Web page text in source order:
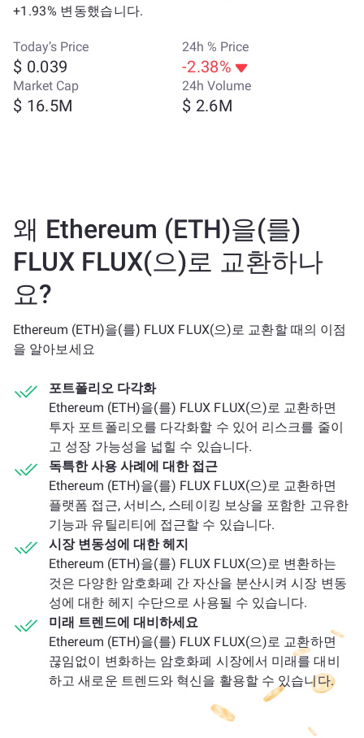
+1.93% 변동했습니다.
Today’s Price
$ 0.039
24h % Price
-2.38%
Market Cap
$ 16.5M
24h Volume
$ 2.6M
왜 Ethereum (ETH)을(를)
FLUX FLUX(으)로 교환하나
요?
Ethereum (ETH)을(를) FLUX FLUX(으)로 교환할 때의 이점
을 알아보세요
포트폴리오 다각화
Ethereum (ETH)을(를) FLUX FLUX(으)로 교환하면
투자 포트폴리오를 다각화할 수 있어 리스크를 줄이
고 성장 가능성을 넓힐 수 있습니다.
독특한 사용 사례에 대한 접근
Ethereum (ETH)을(를) FLUX FLUX(으)로 교환하면
플랫폼 접근, 서비스, 스테이킹 보상을 포함한 고유한
기능과 유틸리티에 접근할 수 있습니다.
시장 변동성에 대한 헤지
Ethereum (ETH)을(를) FLUX FLUX(으)로 변환하는
것은 다양한 암호화폐 간 자산을 분산시켜 시장 변동
성에 대한 헤지 수단으로 사용될 수 있습니다.
미래 트렌드에 대비하세요
Ethereum (ETH)을(를) FLUX FLUX(으)로 교환하면
끊임없이 변화하는 암호화폐 시장에서 미래를 대비
하고 새로운 트렌드와 혁신을 활용할 수 있습니다.